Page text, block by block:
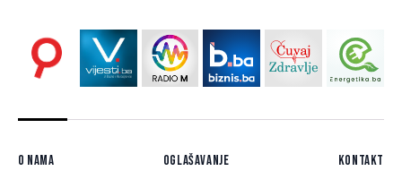
O nama Oglašavanje Kontakt